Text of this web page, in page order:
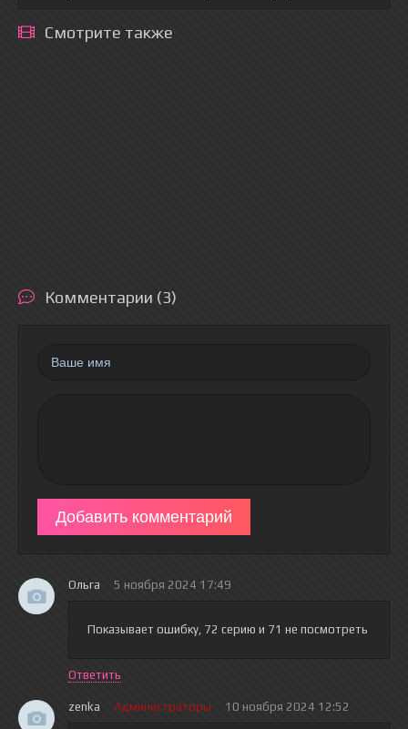
Смотрите также
Комментарии (3)
Добавить комментарий
Ольга 5 ноября 2024 17:49
Показывает ошибку, 72 серию и 71 не посмотреть
Ответить
zenka Администраторы 10 ноября 2024 12:52